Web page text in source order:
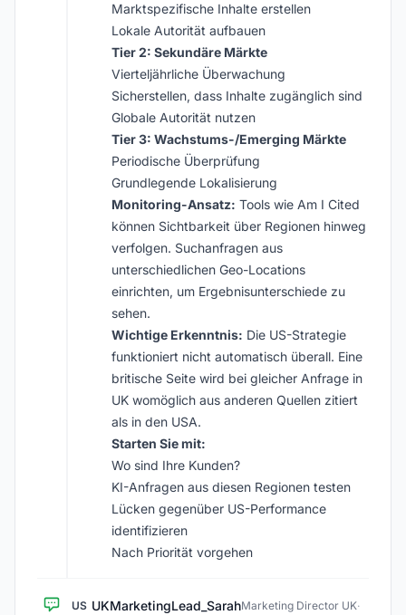
Marktspezifische Inhalte erstellen
Lokale Autorität aufbauen
Tier 2: Sekundäre Märkte
Vierteljährliche Überwachung
Sicherstellen, dass Inhalte zugänglich sind
Globale Autorität nutzen
Tier 3: Wachstums-/Emerging Märkte
Periodische Überprüfung
Grundlegende Lokalisierung
Monitoring-Ansatz: Tools wie Am I Cited
können Sichtbarkeit über Regionen hinweg
verfolgen. Suchanfragen aus
unterschiedlichen Geo-Locations
einrichten, um Ergebnisunterschiede zu
sehen.
Wichtige Erkenntnis: Die US-Strategie
funktioniert nicht automatisch überall. Eine
britische Seite wird bei gleicher Anfrage in
UK womöglich aus anderen Quellen zitiert
als in den USA.
Starten Sie mit:
Wo sind Ihre Kunden?
KI-Anfragen aus diesen Regionen testen
Lücken gegenüber US-Performance
identifizieren
Nach Priorität vorgehen
US UKMarketingLead_SarahMarketing Director UK·